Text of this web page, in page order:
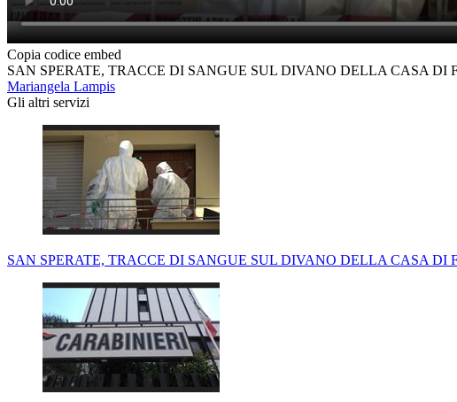
Copia codice embed
SAN SPERATE, TRACCE DI SANGUE SUL DIVANO DELLA CASA DI
Mariangela Lampis
Gli altri servizi
SAN SPERATE, TRACCE DI SANGUE SUL DIVANO DELLA CASA DI